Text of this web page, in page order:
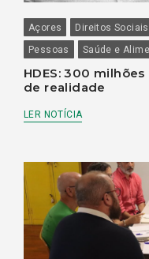
Açores Direitos
Pessoas
Saúde e
HDES: 300
de realidade
LER NOTÍCIA